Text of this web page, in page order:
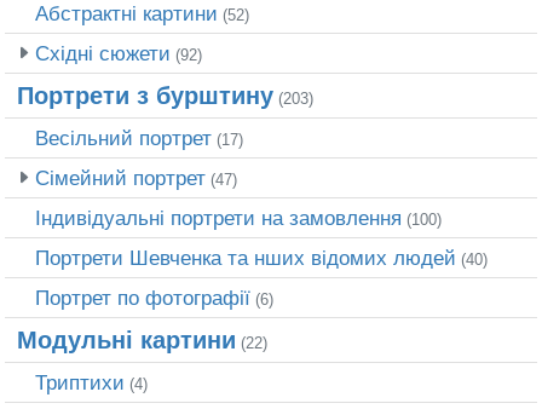
Абстрактні картини (52)
Східні сюжети (92)
Портрети з бурштину (203)
Весільний портрет (17)
Сімейний портрет (47)
Індивідуальні портрети на замовлення (100)
Портрети Шевченка та нших відомих людей (40)
Портрет по фотографії (6)
Модульні картини (22)
Триптихи (4)